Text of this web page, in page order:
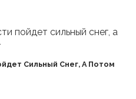
Сильный Снег, А Потом